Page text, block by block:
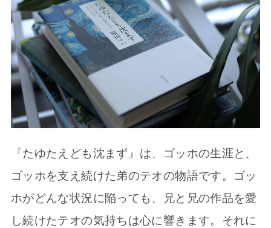
『たゆたえども沈まず』は、ゴッホの生涯と、
ゴッホを支え続けた弟のテオの物語です。ゴッ
ホがどんな状況に陥っても、兄と兄の作品を愛
し続けたテオの気持ちは心に響きます。それに